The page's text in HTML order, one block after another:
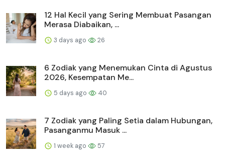
12 Hal Kecil yang Sering Membuat Pasangan
Merasa Diabaikan, ...
3 days ago 26
6 Zodiak yang Menemukan Cinta di Agustus
2026, Kesempatan Me...
5 days ago 40
7 Zodiak yang Paling Setia dalam Hubungan,
Pasanganmu Masuk ...
1 week ago 57